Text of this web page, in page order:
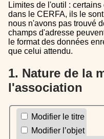
Limites de l'outil : certains champs sont un peu décalé
dans le CERFA, ils le
nous n'avons pas trouvé
champs d'adresse
le format des données
que celui attendu.
1. Nature de la modification de
l'association
Modifier le titre
Modifier l’objet